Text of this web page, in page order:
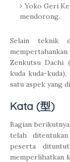
Yoko Geri
mendorong.
Selain teknik
Zenkutsu Dachi
kuda kuda-
satu aspek yang
Kata (型)
Bagian
telah
peserta
memperlihatkan